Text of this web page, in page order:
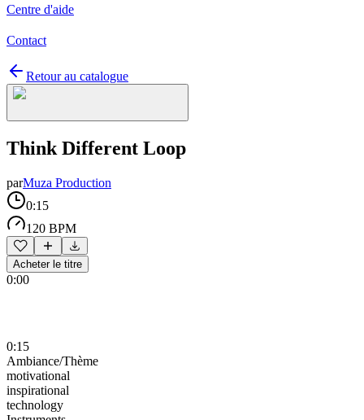
Centre d'aide
Contact
Retour au catalogue
Think Different Loop
parMuza Production
0:15
120 BPM
Acheter le titre
0:00
0:15
Ambiance/Thème
motivational
inspirational
technology